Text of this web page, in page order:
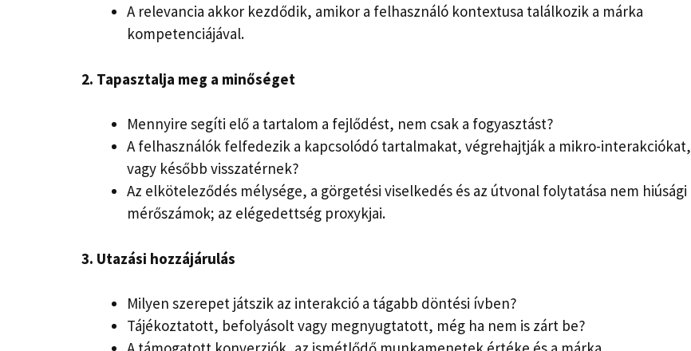
A relevancia akkor kezdődik, amikor a felhasználó kontextusa találkozik a márka
kompetenciájával.
2. Tapasztalja meg a minőséget
Mennyire segíti elő a tartalom a fejlődést, nem csak a fogyasztást?
A felhasználók felfedezik a kapcsolódó tartalmakat, végrehajtják a mikro-interakciókat,
vagy később visszatérnek?
Az elköteleződés mélysége, a görgetési viselkedés és az útvonal folytatása nem hiúsági
mérőszámok; az elégedettség proxykjai.
3. Utazási hozzájárulás
Milyen szerepet játszik az interakció a tágabb döntési ívben?
Tájékoztatott, befolyásolt vagy megnyugtatott, még ha nem is zárt be?